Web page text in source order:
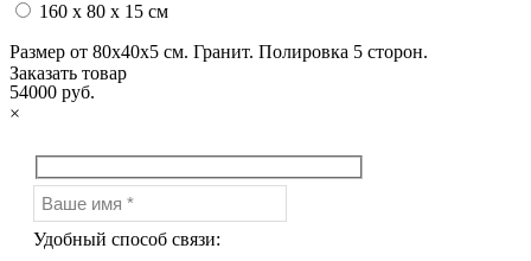
160 x 80 x 15 см
Размер от 80х40х5 см. Гранит. Полировка 5 сторон.
54000 руб.
Заказать товар
×
Удобный способ связи: